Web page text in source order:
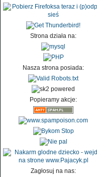
Strona działa na:
Nasza strona posiada:
Popieramy akcje:
Zagłosuj na nas: